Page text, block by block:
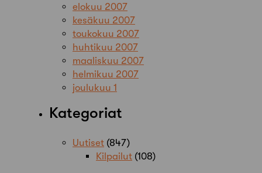
elokuu 2007
kesäkuu 2007
toukokuu 2007
huhtikuu 2007
maaliskuu 2007
helmikuu 2007
joulukuu 1
Kategoriat
Uutiset (847)
Kilpailut (108)